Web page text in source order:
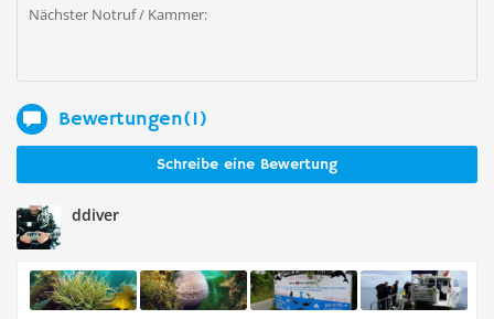
Nächster Notruf / Kammer:
Bewertungen(1)
Schreibe eine Bewertung
ddiver